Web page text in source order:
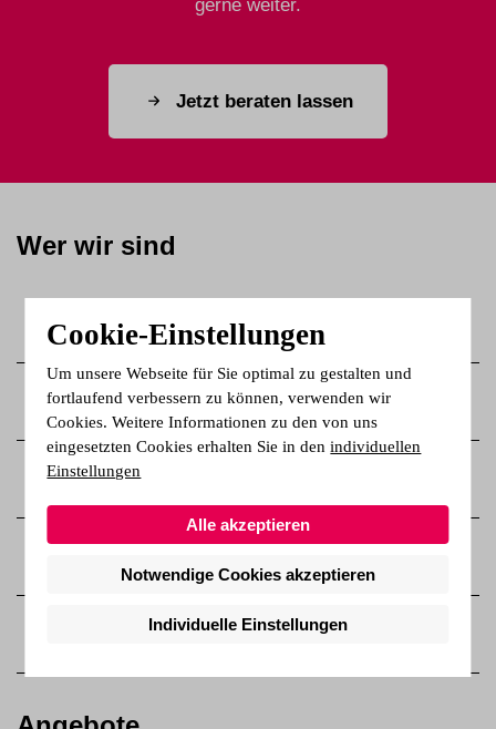
gerne weiter.
Jetzt beraten lassen
Wer wir sind
Startseite
Wer wir sind
Qualitätsmanagement
Cookie-Einstellungen
Um unsere Webseite für Sie optimal zu gestalten und
fortlaufend verbessern zu können, verwenden wir
Cookies. Weitere Informationen zu den von uns
eingesetzten Cookies erhalten Sie in denindividuellen
Einstellungen
Alle akzeptieren
Notwendige Cookies akzeptieren
Individuelle Einstellungen